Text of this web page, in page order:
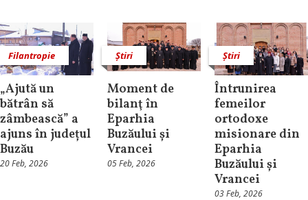
Filantropie
„Ajută un
bătrân să
zâmbească” a
ajuns în județul
Buzău
20 Feb, 2026
Știri
Moment de
bilanţ în
Eparhia
Buzăului și
Vrancei
05 Feb, 2026
Știri
Întrunirea
femeilor
ortodoxe
misionare din
Eparhia
Buzăului și
Vrancei
03 Feb, 2026